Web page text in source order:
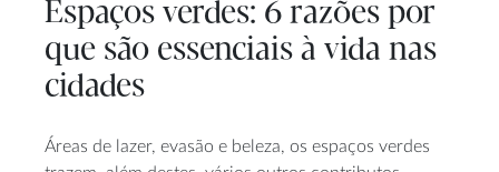
Espaços verdes: 6 razões por
que são essenciais à vida nas
cidades
Áreas de lazer, evasão e beleza, os espaços verdes